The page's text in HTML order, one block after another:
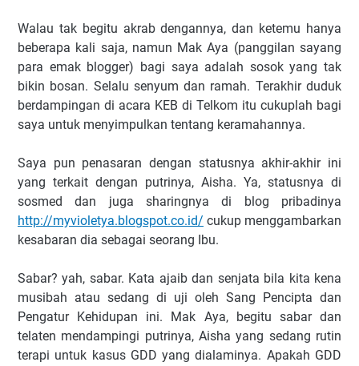
Walau tak begitu akrab dengannya, dan ketemu hanya
beberapa kali saja, namun Mak Aya (panggilan sayang
para emak blogger) bagi saya adalah sosok yang tak
bikin bosan. Selalu senyum dan ramah. Terakhir duduk
berdampingan di acara KEB di Telkom itu cukuplah bagi
saya untuk menyimpulkan tentang keramahannya.
Saya pun penasaran dengan statusnya akhir-akhir ini
yang terkait dengan putrinya, Aisha. Ya, statusnya di
sosmed dan juga sharingnya di blog pribadinya
http://myvioletya.blogspot.co.id/ cukup menggambarkan
kesabaran dia sebagai seorang Ibu.
Sabar? yah, sabar. Kata ajaib dan senjata bila kita kena
musibah atau sedang di uji oleh Sang Pencipta dan
Pengatur Kehidupan ini. Mak Aya, begitu sabar dan
telaten mendampingi putrinya, Aisha yang sedang rutin
terapi untuk kasus GDD yang dialaminya. Apakah GDD